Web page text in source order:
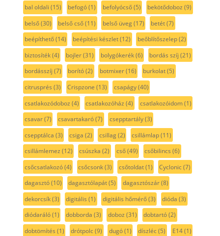
bal oldali (15) befogó(1) befolyócső(5) bekötődoboz (9)
belső(30) belső cső(11) belső üveg(17) betét(7)
beépíthető(14) beépítési készlet(12) beőblítőszelep(2)
biztosíték(4) bojler(31) bolygókerék(6) bordás szíj (21)
bordásszíj (7) borító(2) botmixer(16) burkolat(5)
citrusprés (3) Crispzone (13) csapágy(40)
csatlakozódoboz (4) csatlakozóház (4) csatlakozóidom(1)
csavar(7) csavartakaró(7) csepptartály(3)
csepptálca (3) csiga (2) csillag(2) csillámlap(11)
csillámlemez (12) csúszka (2) cső(49) csőbilincs (6)
csőcsatlakozó(4) csőcsonk(3) csőtoldat(1) Cyclonic(7)
dagasztó(10) dagasztólapát(5) dagasztószár(8)
dekorcsík(3) digitális (1) digitális hőmérő(3) dióda (3)
diódaráló(1) dobborda (3) doboz (31) dobtartó(2)
dobtömítés (1) drótpolc(9) dugó(1) díszléc(5) E14(1)